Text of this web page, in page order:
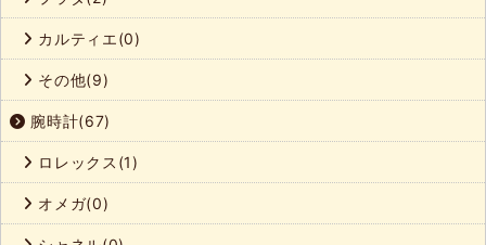
カルティエ(0)
その他(9)
腕時計(67)
ロレックス(1)
オメガ(0)